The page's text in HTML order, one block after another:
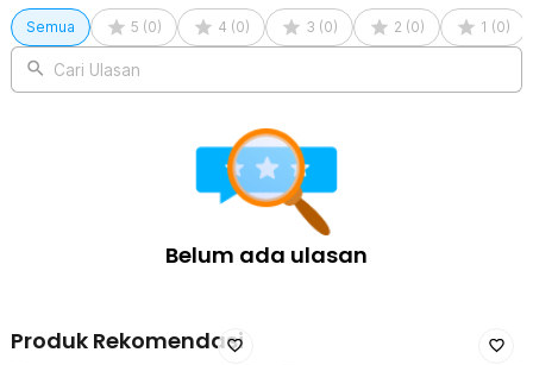
Semua 5 (0) 4 (0) 3 (0) 2 (0) 1 (0)
Cari Ulasan
Belum ada ulasan
Produk Rekomendasi